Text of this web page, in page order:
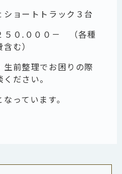
ートトラック３台
００－ （各種
む）
前整理でお困りの際
ださい。
っています。